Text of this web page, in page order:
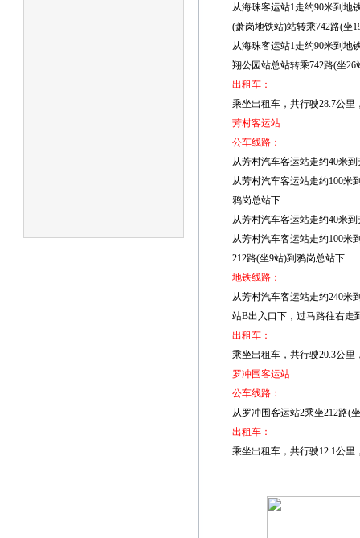
从海珠客运站1走约90米到地
(萧岗地铁站)站转乘742路(坐
从海珠客运站1走约90米到地
翔公园站总站转乘742路(坐26
出租车：
乘坐出租车，共行驶28.7公里
芳村客运站
公车线路：
从芳村汽车客运站走约40米
从芳村汽车客运站走约100米
鸦岗总站下
从芳村汽车客运站走约40米
从芳村汽车客运站走约100米
212路(坐9站)到鸦岗总站下
地铁线路：
从芳村汽车客运站走约240米
站B出入口下，过马路往右走
出租车：
乘坐出租车，共行驶20.3公里
罗冲围客运站
公车线路：
从罗冲围客运站2乘坐212路(
出租车：
乘坐出租车，共行驶12.1公里